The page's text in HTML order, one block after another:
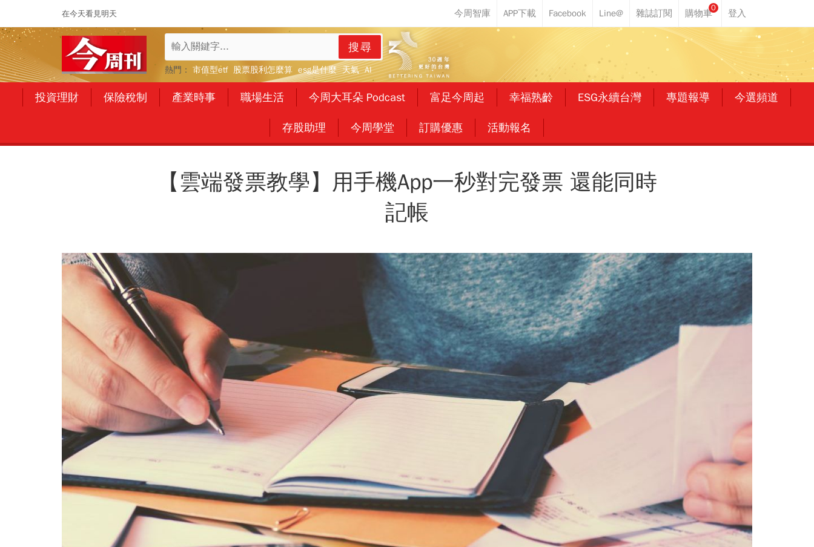
在今天看見明天
0
搜尋
熱門： 市值型etf 股票股利怎麼算 esg是什麼 天氣 AI
投資理財 保險稅制 產業時事 職場生活 今周大耳朵 Podcast 富足今周起 幸福熟齡 ESG永續台灣 專題報導 今選頻道
存股助理 今周學堂 訂購優惠 活動報名
【雲端發票教學】用手機App一秒對完發票 還能同時
記帳